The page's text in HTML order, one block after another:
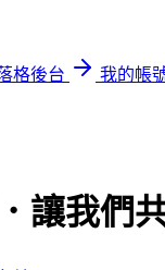
格後台
我的帳
讓我們